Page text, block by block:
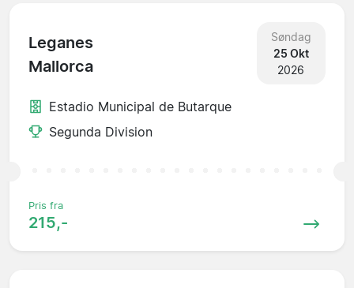
Leganes
Mallorca
Søndag
25 Okt
2026
Estadio Municipal de Butarque
Segunda Division
Pris fra
215,-